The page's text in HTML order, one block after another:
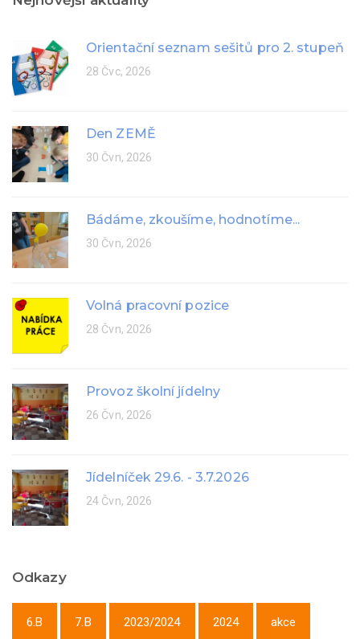
Orientační seznam sešitů pro 2. stupeň
28 Čvc, 2026
Den ZEMĚ
30 Čvn, 2026
Bádáme, zkoušíme, hodnotíme...
30 Čvn, 2026
Volná pracovní pozice
28 Čvn, 2026
Provoz školní jídelny
26 Čvn, 2026
Jídelníček 29.6. - 3.7.2026
24 Čvn, 2026
Odkazy
6.B 7.B 2023/2024 2024 akce